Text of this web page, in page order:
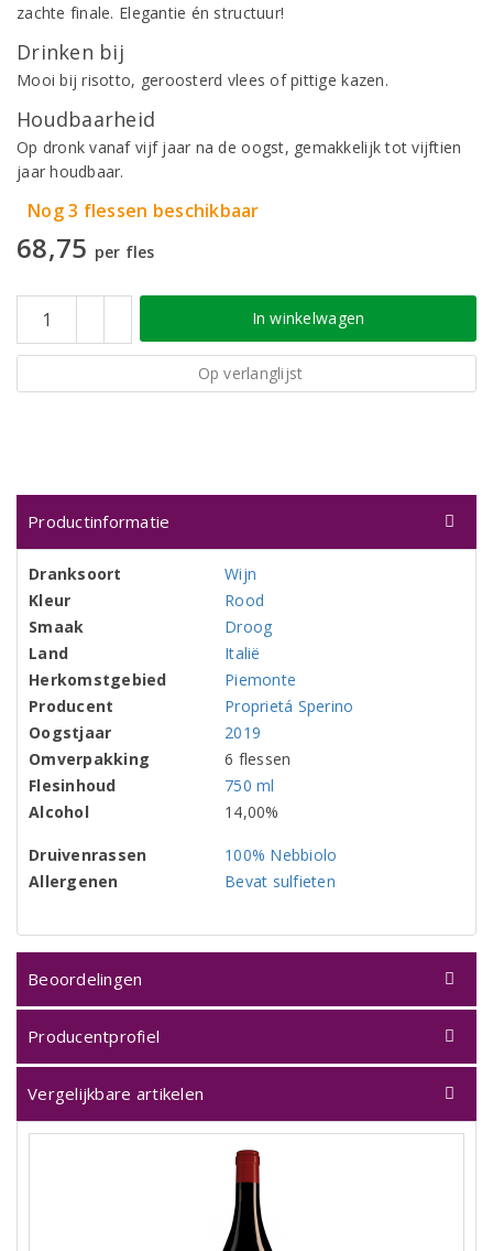
zachte finale. Elegantie én structuur!
Drinken bij
Mooi bij risotto, geroosterd vlees of pittige kazen.
Houdbaarheid
Op dronk vanaf vijf jaar na de oogst, gemakkelijk tot vijftien
jaar houdbaar.
Nog 3 flessen beschikbaar
68,75 per fles
In winkelwagen
Op verlanglijst
Productinformatie
Dranksoort
Wijn
Kleur
Rood
Smaak
Droog
Land
Italië
Herkomstgebied
Piemonte
Producent
Proprietá Sperino
Oogstjaar
2019
Omverpakking
6 flessen
Flesinhoud
750 ml
Alcohol
14,00%
Druivenrassen
100% Nebbiolo
Allergenen
Bevat sulfieten
Beoordelingen
Producentprofiel
Vergelijkbare artikelen